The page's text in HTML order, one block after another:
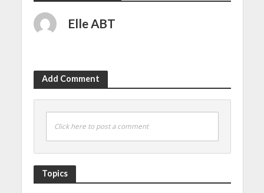
Elle ABT
Add Comment
Click here to post a comment
Topics